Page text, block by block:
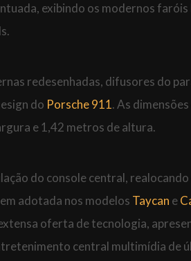
exibindo os modernos
redesenhadas, difusores do
do Porsche 911. As
e 1,42 metros de altura.
do console central,
adotada nos modelos Taycan e
oferta de tecnologia,
central multimídia de